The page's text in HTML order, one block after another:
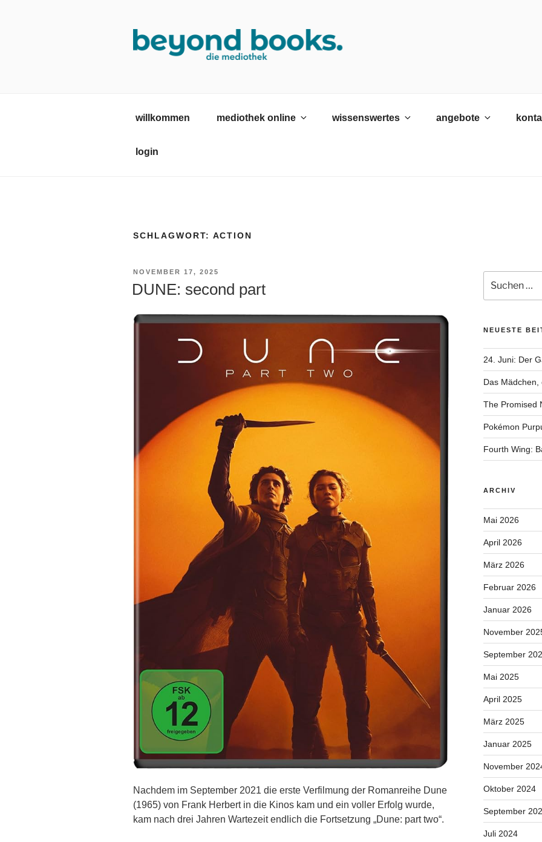
willkommen mediothek online wissenswertes angebote
login
SCHLAGWORT: ACTION
VERÖFFENTLICHT
NOVEMBER 17, 2025
DUNE: second part
Nachdem im September 2021 die erste Verfilmung der Romanreihe Dune
(1965) von Frank Herbert in die Kinos kam und ein voller Erfolg wurde,
kam nach drei Jahren Wartezeit endlich die Fortsetzung „Dune: part two“.
nach:
NEUESTE
24. Juni: Der
Das
The Promised
Pokémon
Fourth Wing:
ARCHIV
Mai 2026
April 2026
März 2026
Februar 2026
Januar 2026
November
September
Mai 2025
April 2025
März 2025
Januar 2025
November
Oktober 2024
September
Juli 2024